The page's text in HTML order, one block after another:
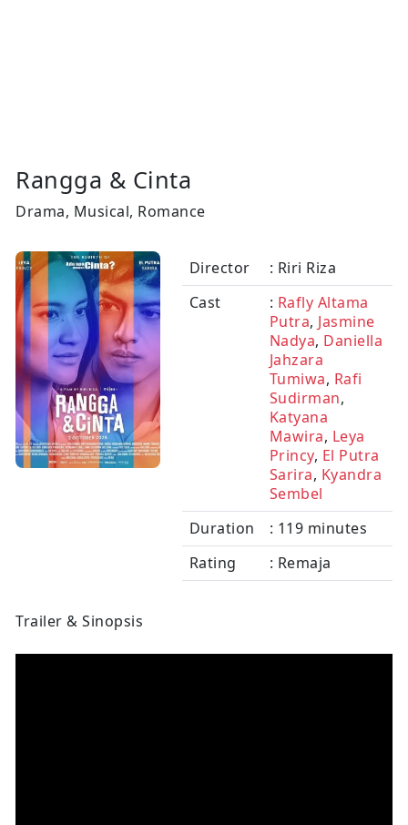
Rangga & Cinta
Drama, Musical, Romance
Director
: Riri Riza
Cast
: Rafly Altama
Putra, Jasmine
Nadya, Daniella
Jahzara
Tumiwa, Rafi
Sudirman,
Katyana
Mawira, Leya
Princy, El Putra
Sarira, Kyandra
Sembel
Duration
: 119 minutes
Rating
: Remaja
Trailer & Sinopsis